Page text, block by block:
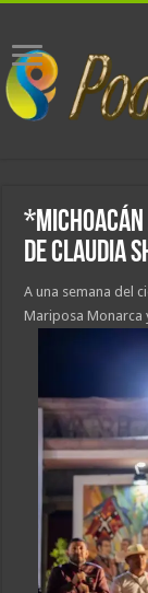
de Claudia
A una semana del
Mariposa Monarca